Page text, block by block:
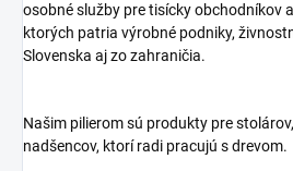
osobné služby pre tisícky obchodníkov
ktorých patria výrobné podniky,
Slovenska aj zo zahraničia.
Našim pilierom sú produkty pre
nadšencov, ktorí radi pracujú s drevom.